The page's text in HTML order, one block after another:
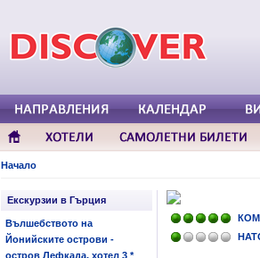
Начало
Екскурзии в Гърция
Вълшебството на
Йонийските острови -
остров Лефкада, хотел 3 *